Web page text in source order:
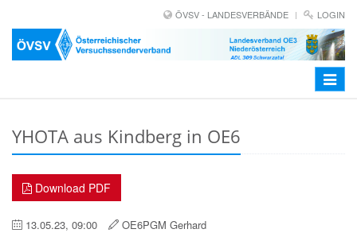
ÖVSV - LANDESVERBÄNDE LOGIN
Toggle
YHOTA aus Kindberg in OE6
Download PDF
13.05.23, 09:00 OE6PGM Gerhard